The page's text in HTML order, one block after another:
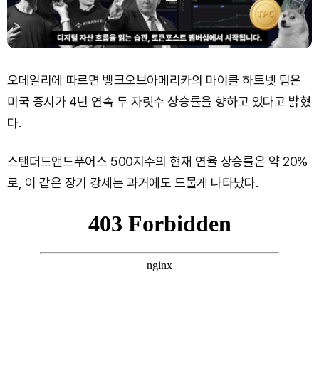
오데일리에 따르면 뱅크오브아메리카의 마이클 하트넷 팀은
미국 증시가 4년 연속 두 자릿수 상승률을 향하고 있다고 밝혔
다.
스탠더드앤드푸어스 500지수의 현재 연율 상승률은 약 20%
로, 이 같은 장기 강세는 과거에도 드물게 나타났다.